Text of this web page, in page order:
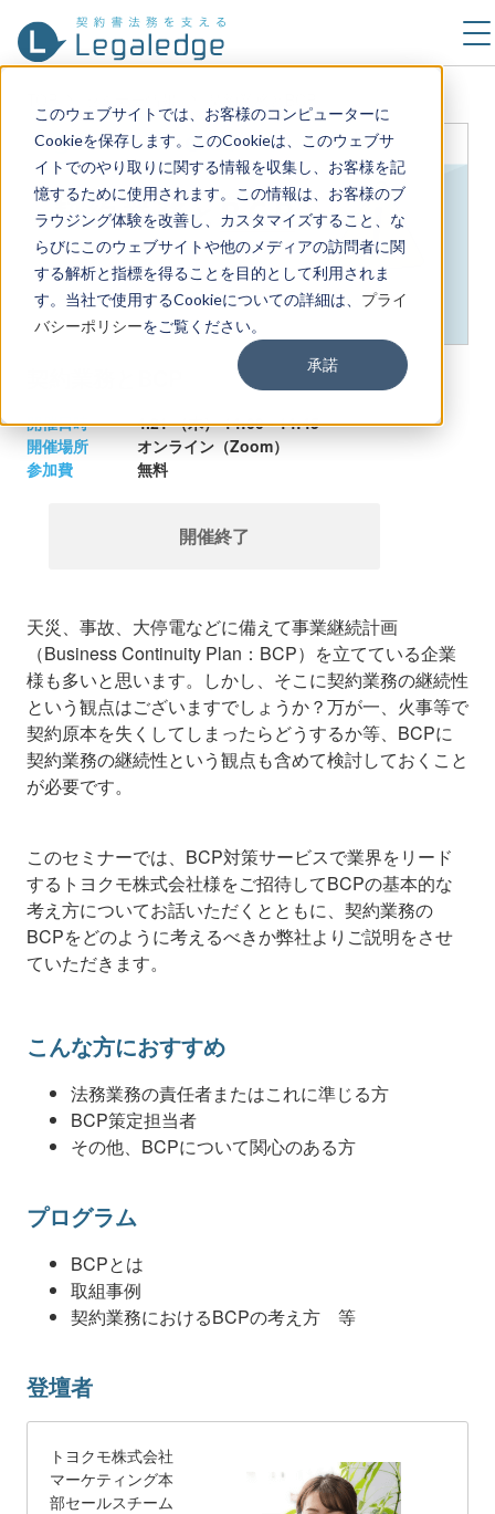
このウェブサイトでは、お客様のコンピューターに
Cookieを保存します。このCookieは、このウェブサ
イトでのやり取りに関する情報を収集し、お客様を記
憶するために使用されます。この情報は、お客様のブ
ラウジング体験を改善し、カスタマイズすること、な
らびにこのウェブサイトや他のメディアの訪問者に関
する解析と指標を得ることを目的として利用されま
す。当社で使用するCookieについての詳細は、 プライ
バシーポリシーをご覧ください。
承諾
開催日時 4.21 （木）14:00 - 14:45
開催場所
オンライン（Zoom）
参加費
無料
開催終了
天災、事故、大停電などに備えて事業継続計画
（Business Continuity Plan：BCP）を立てている企業
様も多いと思います。しかし、そこに契約業務の継続性
という観点はございますでしょうか？万が一、火事等で
契約原本を失くしてしまったらどうするか等、BCPに
契約業務の継続性という観点も含めて検討しておくこと
が必要です。
このセミナーでは、BCP対策サービスで業界をリード
するトヨクモ株式会社様をご招待してBCPの基本的な
考え方についてお話いただくとともに、契約業務の
BCPをどのように考えるべきか弊社よりご説明をさせ
ていただきます。
こんな方におすすめ
法務業務の責任者またはこれに準じる方
BCP策定担当者
その他、BCPについて関心のある方
プログラム
BCPとは
取組事例
契約業務におけるBCPの考え方 等
登壇者
トヨクモ株式会社
マーケティング本
部セールスチーム